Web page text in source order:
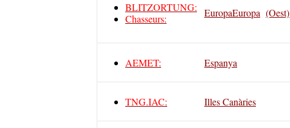
BLITZORTUNG:
Chasseurs:
EuropaEuropa (Oest)
AEMET: Espanya
TNG.IAC: Illes Canàries